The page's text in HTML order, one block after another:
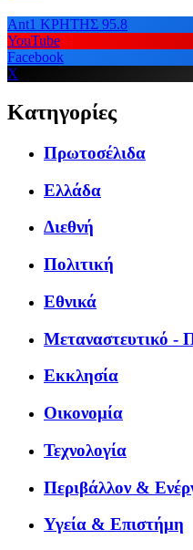
Ant1 ΚΡΗΤΗΣ 95.8
YouTube
Facebook
X
Κατηγορίες
Πρωτοσέλιδα
Ελλάδα
Διεθνή
Πολιτική
Εθνικά
Μεταναστευτικό -
Εκκλησία
Οικονομία
Τεχνολογία
Περιβάλλον &
Υγεία & Επιστήμη